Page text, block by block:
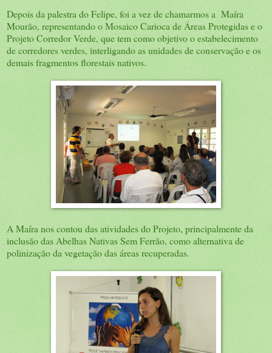
Depois da palestra do Felipe, foi a vez de chamarmos a Maíra
Mourão, representando o Mosaico Carioca de Áreas Protegidas e o
Projeto Corredor Verde, que tem como objetivo o estabelecimento
de corredores verdes, interligando as unidades de conservação e os
demais fragmentos florestais nativos.
A Maíra nos contou das atividades do Projeto, principalmente da
inclusão das Abelhas Nativas Sem Ferrão, como alternativa de
polinização da vegetação das áreas recuperadas.